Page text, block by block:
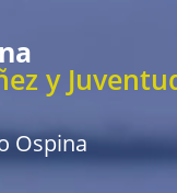
y
Ospina